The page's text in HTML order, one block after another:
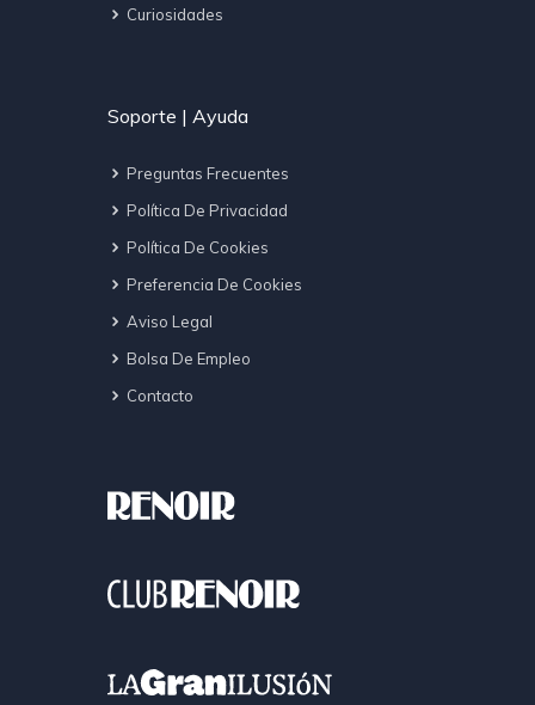
Curiosidades
Soporte | Ayuda
Preguntas Frecuentes
Política De Privacidad
Política De Cookies
Preferencia De Cookies
Aviso Legal
Bolsa De Empleo
Contacto